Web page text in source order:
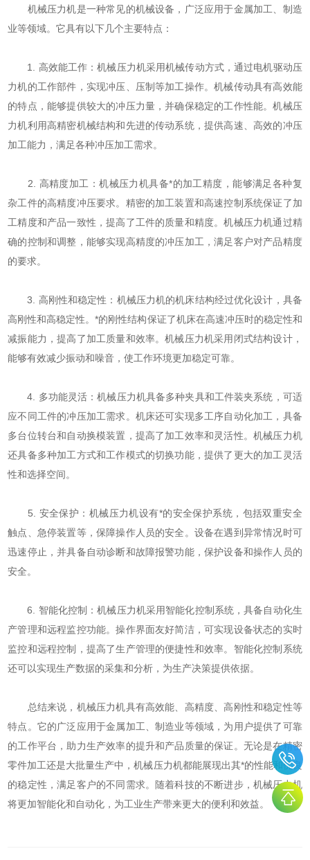
机械压力机是一种常见的机械设备，广泛应用于金属加工、制造
业等领域。它具有以下几个主要特点：
1. 高效能工作：机械压力机采用机械传动方式，通过电机驱动压
力机的工作部件，实现冲压、压制等加工操作。机械传动具有高效能
的特点，能够提供较大的冲压力量，并确保稳定的工作性能。机械压
力机利用高精密机械结构和先进的传动系统，提供高速、高效的冲压
加工能力，满足各种冲压加工需求。
2. 高精度加工：机械压力机具备*的加工精度，能够满足各种复
杂工件的高精度冲压要求。精密的加工装置和高速控制系统保证了加
工精度和产品一致性，提高了工件的质量和精度。机械压力机通过精
确的控制和调整，能够实现高精度的冲压加工，满足客户对产品精度
的要求。
3. 高刚性和稳定性：机械压力机的机床结构经过优化设计，具备
高刚性和高稳定性。*的刚性结构保证了机床在高速冲压时的稳定性和
减振能力，提高了加工质量和效率。机械压力机采用闭式结构设计，
能够有效减少振动和噪音，使工作环境更加稳定可靠。
4. 多功能灵活：机械压力机具备多种夹具和工件装夹系统，可适
应不同工件的冲压加工需求。机床还可实现多工序自动化加工，具备
多台位转台和自动换模装置，提高了加工效率和灵活性。机械压力机
还具备多种加工方式和工作模式的切换功能，提供了更大的加工灵活
性和选择空间。
5. 安全保护：机械压力机设有*的安全保护系统，包括双重安全
触点、急停装置等，保障操作人员的安全。设备在遇到异常情况时可
迅速停止，并具备自动诊断和故障报警功能，保护设备和操作人员的
安全。
6. 智能化控制：机械压力机采用智能化控制系统，具备自动化生
产管理和远程监控功能。操作界面友好简洁，可实现设备状态的实时
监控和远程控制，提高了生产管理的便捷性和效率。智能化控制系统
还可以实现生产数据的采集和分析，为生产决策提供依据。
总结来说，机械压力机具有高效能、高精度、高刚性和稳定性等
特点。它的广泛应用于金属加工、制造业等领域，为用户提供了可靠
的工作平台，助力生产效率的提升和产品质量的保证。无论是在精密
零件加工还是大批量生产中，机械压力机都能展现出其*的性能和优良
的稳定性，满足客户的不同需求。随着科技的不断进步，机械压力机
将更加智能化和自动化，为工业生产带来更大的便利和效益。